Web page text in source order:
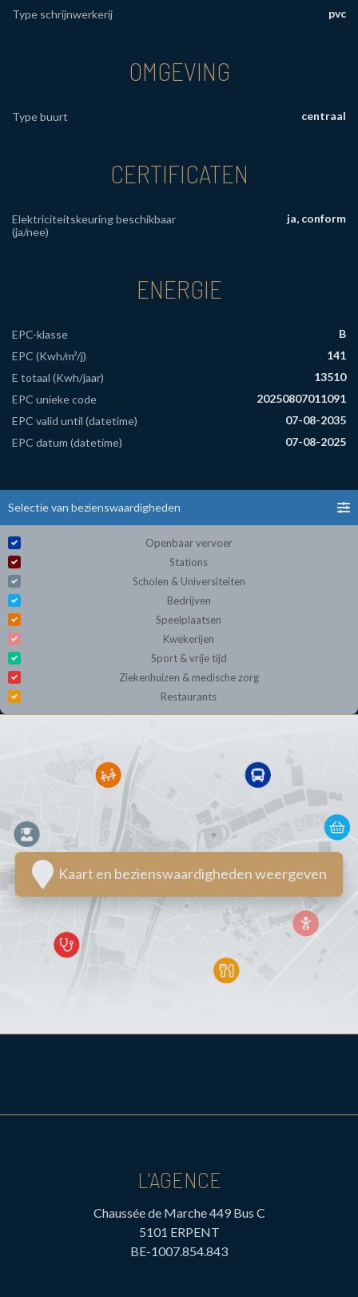
Type schrijnwerkerij pvc
OMGEVING
Type buurt centraal
CERTIFICATEN
Elektriciteitskeuring beschikbaar
(ja/nee)
ja, conform
ENERGIE
EPC-klasse
B
EPC (Kwh/m²/j)
141
E totaal (Kwh/jaar)
13510
EPC unieke code
20250807011091
EPC valid until (datetime)
07-08-2035
EPC datum (datetime)
07-08-2025
Selectie van bezienswaardigheden
Openbaar vervoer
Stations
Scholen & Universiteiten
Bedrijven
Speelplaatsen
Kwekerijen
Sport & vrije tijd
Ziekenhuizen & medische zorg
Restaurants
Kaart en bezienswaardigheden weergeven
L'AGENCE
Chaussée de Marche 449 Bus C
5101 ERPENT
BE-1007.854.843